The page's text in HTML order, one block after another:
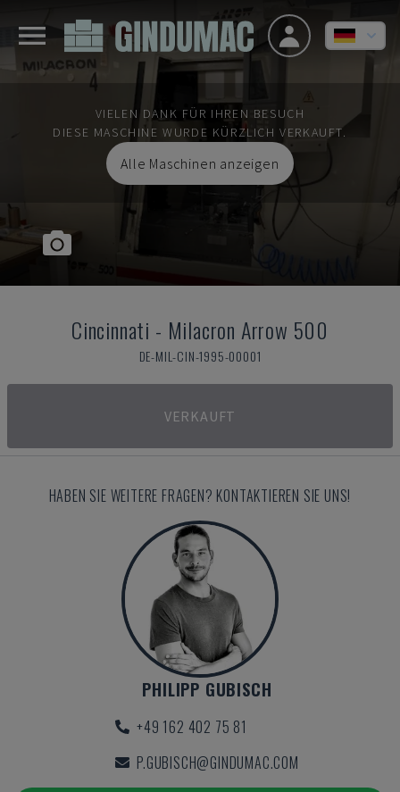
VIELEN DANK FÜR IHREN BESUCH
DIESE MASCHINE WURDE KÜRZLICH VERKAUFT.
Alle Maschinen anzeigen
Cincinnati - Milacron Arrow 500
DE-MIL-CIN-1995-00001
VERKAUFT
HABEN SIE WEITERE FRAGEN? KONTAKTIEREN SIE UNS!
PHILIPP GUBISCH
+49 162 402 75 81
P.GUBISCH@GINDUMAC.COM